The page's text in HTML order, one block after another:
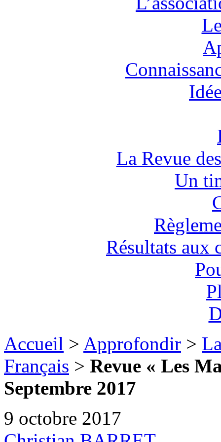
La Revue
Un
Résultats aux
Accueil > Approfondir >
Français > Revue « Les
Septembre 2017
9 octobre 2017